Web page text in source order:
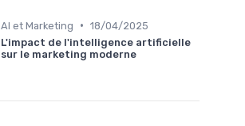
AI et Marketing • 18/04/2025
L'impact de l'intelligence artificielle
sur le marketing moderne